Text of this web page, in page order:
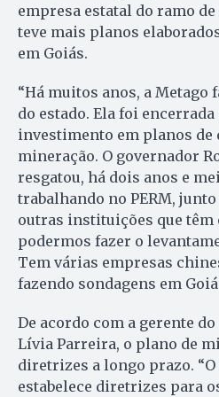
empresa estatal do ramo
teve mais planos
em Goiás.
“Há muitos anos, a
do estado. Ela foi encerrada
investimento em planos de
mineração. O governador
resgatou, há dois anos e
trabalhando no PERM,
outras instituições que têm
podermos fazer o
Tem várias empresas
fazendo sondagens em
De acordo com a gerente
Lívia Parreira, o plano de
diretrizes a longo prazo. “O
estabelece diretrizes para